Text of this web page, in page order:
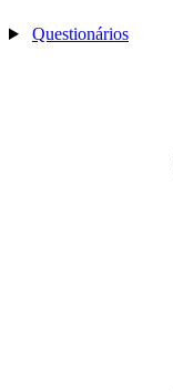
Questionários